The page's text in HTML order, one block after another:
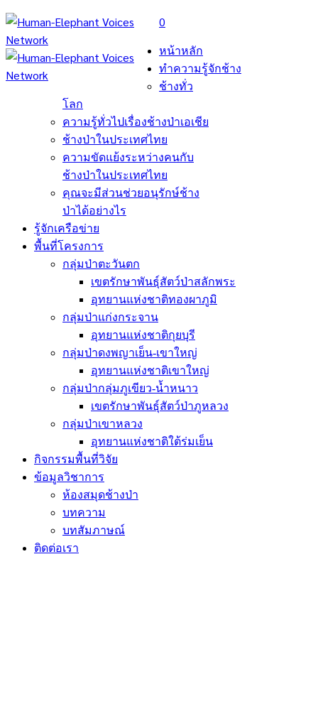
0
หน้าหลัก
ทำความรู้จักช้าง
ช้างทั่ว
โลก
ความรู้ทั่วไปเรื่องช้างป่าเอเชีย
ช้างป่าในประเทศไทย
ความขัดแย้งระหว่างคนกับ
ช้างป่าในประเทศไทย
คุณจะมีส่วนช่วยอนุรักษ์ช้าง
ป่าได้อย่างไร
รู้จักเครือข่าย
พื้นที่โครงการ
กลุ่มป่าตะวันตก
เขตรักษาพันธุ์สัตว์ป่าสลักพระ
อุทยานแห่งชาติทองผาภูมิ
กลุ่มป่าแก่งกระจาน
อุทยานแห่งชาติกุยบุรี
กลุ่มป่าดงพญาเย็น-เขาใหญ่
อุทยานแห่งชาติเขาใหญ่
กลุ่มป่ากลุ่มภูเขียว-น้ำหนาว
เขตรักษาพันธุ์สัตว์ป่าภูหลวง
กลุ่มป่าเขาหลวง
อุทยานแห่งชาติใต้ร่มเย็น
กิจกรรมพื้นที่วิจัย
ข้อมูลวิชาการ
ห้องสมุดช้างป่า
บทความ
บทสัมภาษณ์
ติดต่อเรา